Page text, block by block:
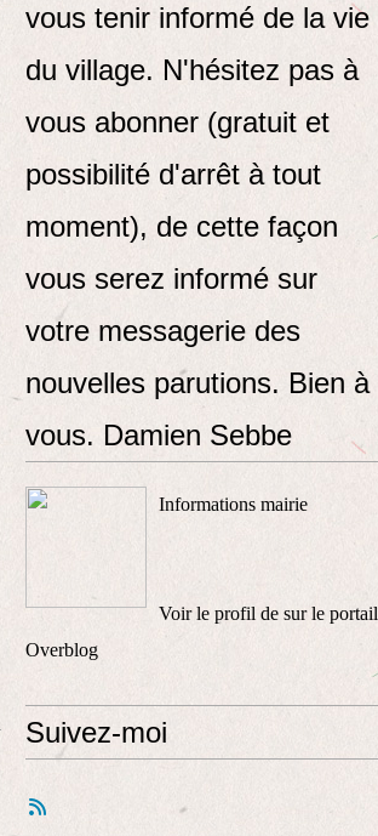
vous tenir informé de la vie
du village. N'hésitez pas à
vous abonner (gratuit et
possibilité d'arrêt à tout
moment), de cette façon
vous serez informé sur
votre messagerie des
nouvelles parutions. Bien à
vous. Damien Sebbe
Informations mairie
Voir le profil de sur le portail
Overblog
Suivez-moi